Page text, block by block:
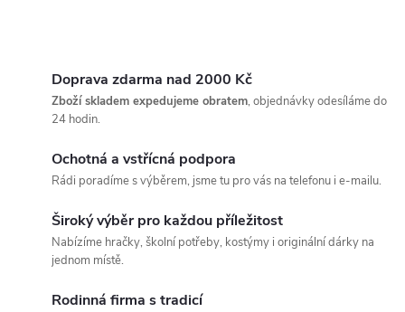
Doprava zdarma nad 2000 Kč
Zboží skladem expedujeme obratem, objednávky odesíláme do
24 hodin.
Ochotná a vstřícná podpora
Rádi poradíme s výběrem, jsme tu pro vás na telefonu i e-mailu.
Široký výběr pro každou příležitost
Nabízíme hračky, školní potřeby, kostýmy i originální dárky na
jednom místě.
Rodinná firma s tradicí